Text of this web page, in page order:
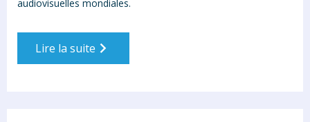
audiovisuelles mondiales.
Lire la suite